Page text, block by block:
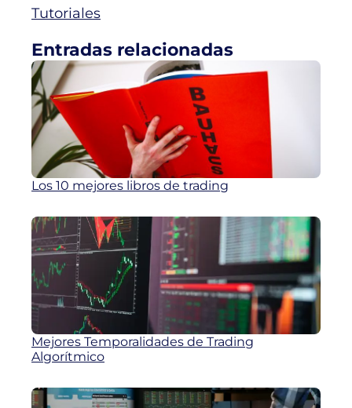
Tutoriales
Entradas relacionadas
Los 10 mejores libros de trading
Mejores Temporalidades de Trading
Algorítmico